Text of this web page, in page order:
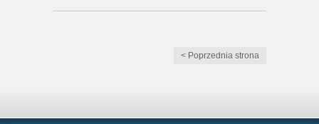
< Poprzednia strona